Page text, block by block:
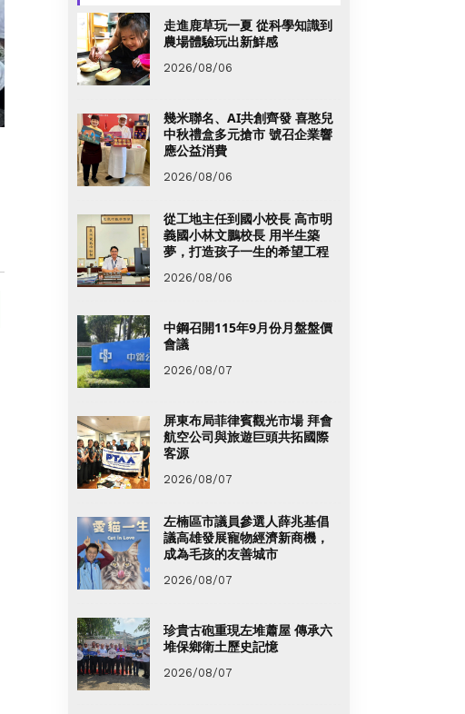
走進鹿草玩一夏 從科學知識到
農場體驗玩出新鮮感
2026/08/06
幾米聯名、AI共創齊發 喜憨兒
中秋禮盒多元搶市 號召企業響
應公益消費
2026/08/06
從工地主任到國小校長 高市明
義國小林文鵬校長 用半生築
夢，打造孩子一生的希望工程
2026/08/06
中鋼召開115年9月份月盤盤價
會議
2026/08/07
屏東布局菲律賓觀光市場 拜會
航空公司與旅遊巨頭共拓國際
客源
2026/08/07
左楠區市議員參選人薛兆基倡
議高雄發展寵物經濟新商機，
成為毛孩的友善城市
2026/08/07
珍貴古砲重現左堆蕭屋 傳承六
堆保鄉衛土歷史記憶
2026/08/07